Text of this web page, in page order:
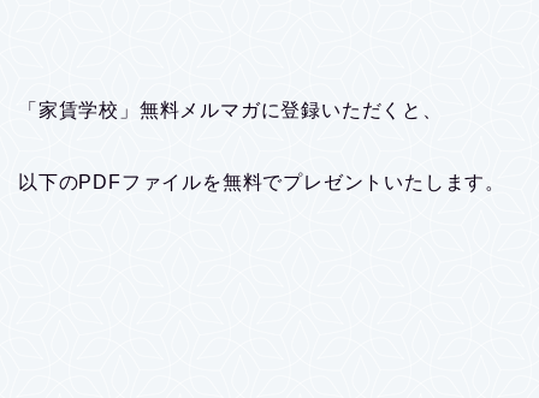
「家賃学校」無料メルマガに登録いただくと、
以下のPDFファイルを無料でプレゼントいたします。